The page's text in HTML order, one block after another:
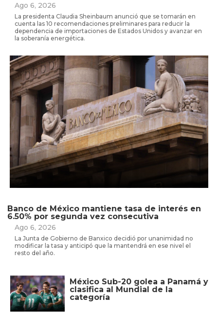
Ago 6, 2026
La presidenta Claudia Sheinbaum anunció que se tomarán en
cuenta las 10 recomendaciones preliminares para reducir la
dependencia de importaciones de Estados Unidos y avanzar en
la soberanía energética.
Banco de México mantiene tasa de interés en
6.50% por segunda vez consecutiva
Ago 6, 2026
La Junta de Gobierno de Banxico decidió por unanimidad no
modificar la tasa y anticipó que la mantendrá en ese nivel el
resto del año.
México Sub-20 golea a Panamá y
clasifica al Mundial de la
categoría